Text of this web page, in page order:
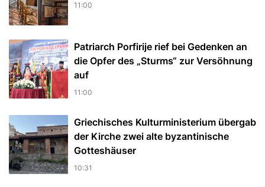
11:00
Patriarch Porfirije rief bei Gedenken an
die Opfer des „Sturms“ zur Versöhnung
auf
11:00
Griechisches Kulturministerium übergab
der Kirche zwei alte byzantinische
Gotteshäuser
10:31